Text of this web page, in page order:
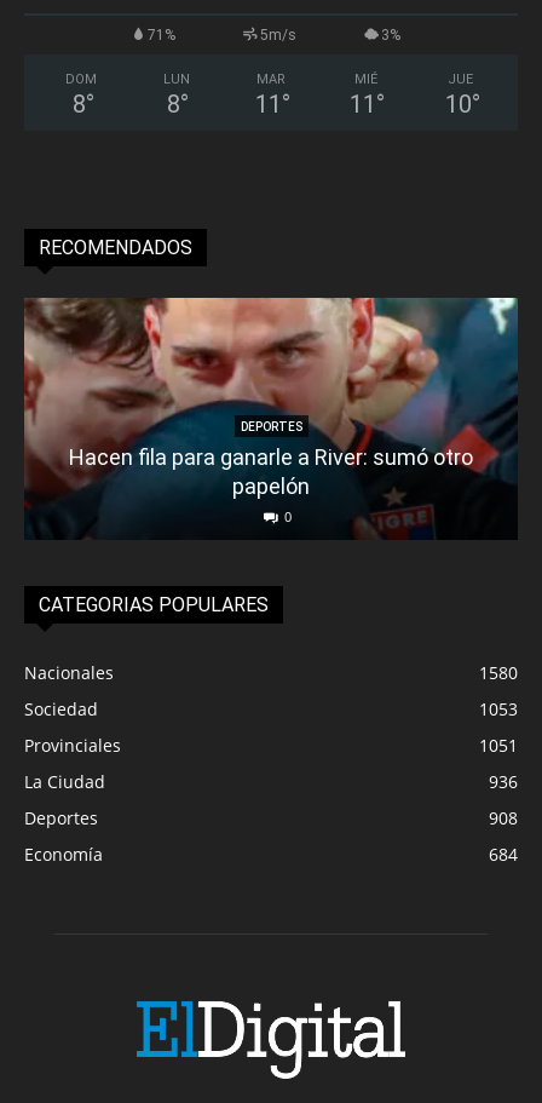
71% 5m/s 3%
DOM
8°
LUN
8°
MAR
11 °
MIÉ
11 °
JUE
10°
RECOMENDADOS
DEPORTES
Hacen fila para ganarle a River: sumó otro
papelón
0
CATEGORIAS POPULARES
Nacionales
1580
Sociedad
1053
Provinciales
1051
La Ciudad
936
Deportes
908
Economía
684